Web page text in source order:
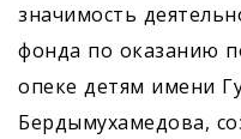
значимость
фонда по оказанию
опеке детям имени
Бердымухамедова,